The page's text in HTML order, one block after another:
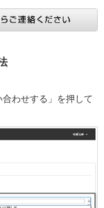
わせする」を押して